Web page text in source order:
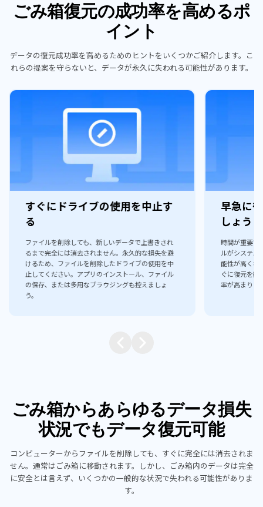
ごみ箱復元の成功率を高めるポ
イント
データの復元成功率を高めるためのヒントをいくつかご紹介します。こ
れらの提案を守らないと、データが永久に失われる可能性があります。
すぐにドライブの使用を中止す
る
ファイルを削除しても、新しいデータで上書きされ
るまで完全には消去されません。永久的な損失を避
けるため、ファイルを削除したドライブの使用を中
止してください。アプリのインストール、ファイル
の保存、または多用なブラウジングも控えましょ
う。
早急に
しょう
時間が重要で
ルがシステム
能性が高くな
ぐに復元を始
率が高まりま
ごみ箱からあらゆるデータ損失
状況でもデータ復元可能
コンピューターからファイルを削除しても、すぐに完全には消去されま
せん。通常はごみ箱に移動されます。しかし、ごみ箱内のデータは完全
に安全とは言えず、いくつかの一般的な状況で失われる可能性がありま
す。